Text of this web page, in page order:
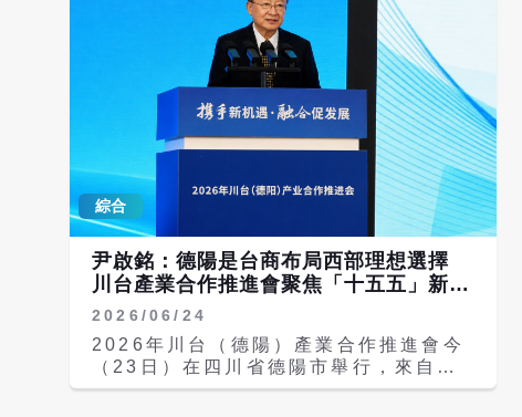
行。對此，海基會今（7）日警告，中國
大陸的兩岸態度是認為台灣也屬於中國一
部分，台商也可能列為法律規範內容而遭
者會，由秘書長羅文嘉主持，羅文嘉表
示，9月15日實施的「關於出境入境管理
的規定」，授權邊境與移民部門可以隨時
禁止中國都有出境，即使你已經取得了出
境的相關文件，可以隨時不讓你走，並且
檢查手機等設備。 羅文嘉說，出境入境
管理的規定第四條特別新增過去沒有內
容，這些內容說只要違反出國管制、技術
進口管理的規定，可能危害國家產業安全
技術安全，國務院、商務主管部門可以不
准出境。這條文雖是針對中國公民，但是
以中國現在被兩岸態度，他認為台灣也屬
於中國一部分的時候，他也極有可能把台
綜合
尹啟銘：德陽是台商布局西部理想選擇
川台產業合作推進會聚焦「十五五」新機
遇
2026/06/24
2026年川台（德陽）產業合作推進會今
（23日）在四川省德陽市舉行，來自兩
岸企業界、工商團體及青年交流團等約